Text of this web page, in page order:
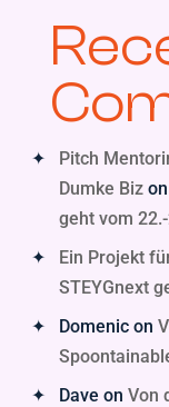
Pitch
Dumke Bizon
geht vom
Ein Projekt
STEYGnext
Domenicon
Dave on Von